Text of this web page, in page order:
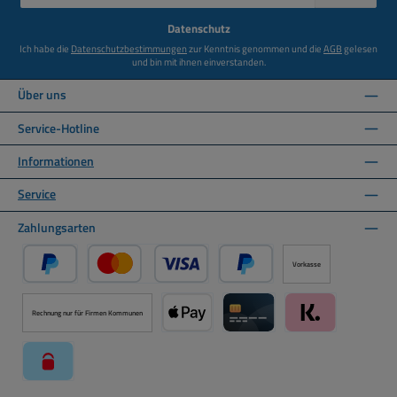
Datenschutz
Ich habe die Datenschutzbestimmungenzur Kenntnis genommen und dieAGBgelesen
und bin mit ihnen einverstanden.
Über uns
Service-Hotline
Informationen
Service
Zahlungsarten
PayPal Kredit- oder Debitkarte über PayPal
Später Bezahlen über PayPal
Vorkasse
Rechnung nur für Firmen Kommunen